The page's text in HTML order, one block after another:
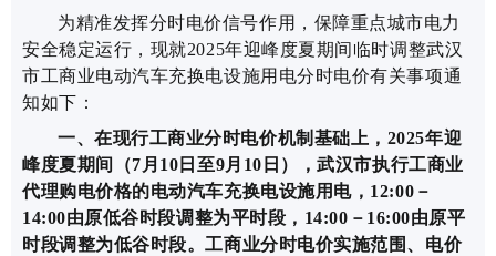
为精准发挥分时电价信号作用，保障重点城市电力
安全稳定运行，现就2025年迎峰度夏期间临时调整武汉
市工商业电动汽车充换电设施用电分时电价有关事项通
知如下：
一、在现行工商业分时电价机制基础上，2025年迎
峰度夏期间（7月10日至9月10日），武汉市执行工商业
代理购电价格的电动汽车充换电设施用电，12:00－
14:00由原低谷时段调整为平时段，14:00－16:00由原平
时段调整为低谷时段。工商业分时电价实施范围、电价